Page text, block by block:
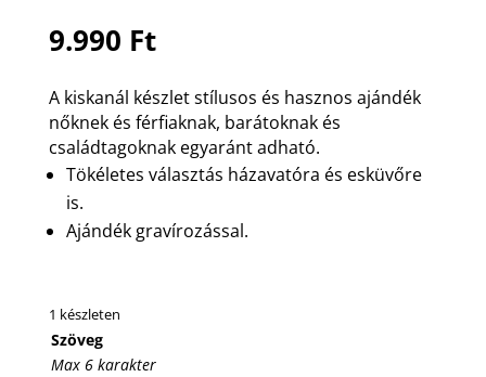
9.990 Ft
A kiskanál készlet stílusos és hasznos ajándék
nőknek és férfiaknak, barátoknak és
családtagoknak egyaránt adható.
Tökéletes választás házavatóra és esküvőre
is.
Ajándék gravírozással.
1 készleten
Szöveg
Max 6 karakter